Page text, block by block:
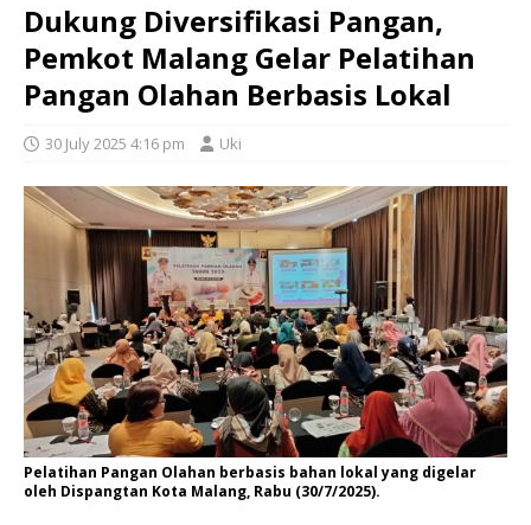
Dukung Diversifikasi Pangan,
Pemkot Malang Gelar Pelatihan
Pangan Olahan Berbasis Lokal
30 July 2025 4:16 pm Uki
Pelatihan Pangan Olahan berbasis bahan lokal yang digelar
oleh Dispangtan Kota Malang, Rabu (30/7/2025).